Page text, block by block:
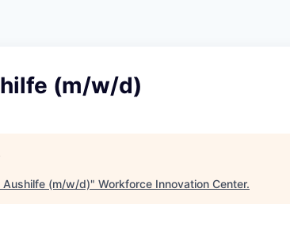
(m/w/d)
(m/w/d)" Workforce Innovation Center.